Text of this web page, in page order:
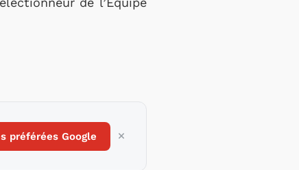
préférées Google